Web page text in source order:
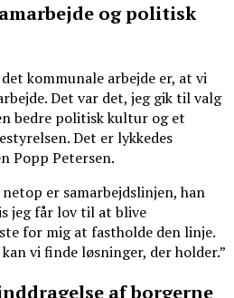
og politisk
kommunale arbejde er, at vi
Det var det, jeg gik til valg
bedre politisk kultur og et
Det er lykkedes
Popp Petersen.
er samarbejdslinjen, han
jeg får lov til at blive
for mig at fastholde den linje.
vi finde løsninger, der holder.”
af borgerne